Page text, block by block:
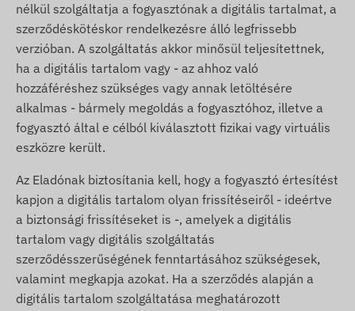
nélkül szolgáltatja a fogyasztónak a digitális tartalmat, a
szerződéskötéskor rendelkezésre álló legfrissebb
verzióban. A szolgáltatás akkor minősül teljesítettnek,
ha a digitális tartalom vagy - az ahhoz való
hozzáféréshez szükséges vagy annak letöltésére
alkalmas - bármely megoldás a fogyasztóhoz, illetve a
fogyasztó által e célból kiválasztott fizikai vagy virtuális
eszközre került.
Az Eladónak biztosítania kell, hogy a fogyasztó értesítést
kapjon a digitális tartalom olyan frissítéseiről - ideértve
a biztonsági frissítéseket is -, amelyek a digitális
tartalom vagy digitális szolgáltatás
szerződésszerűségének fenntartásához szükségesek,
valamint megkapja azokat. Ha a szerződés alapján a
digitális tartalom szolgáltatása meghatározott